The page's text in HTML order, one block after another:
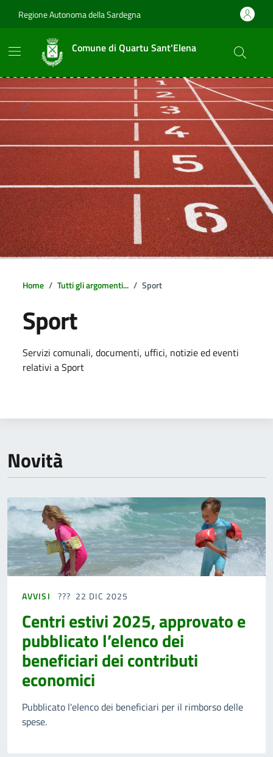
Regione Autonoma della Sardegna
Comune di Quartu Sant'Elena
Home Tutti gli argomenti... Sport
Sport
Dettagli della notizia
Servizi comunali, documenti, uffici, notizie ed eventi
relativi a Sport
Novità
AVVISI 22 DIC 2025
Centri estivi 2025, approvato e
pubblicato l’elenco dei
beneficiari dei contributi
economici
Pubblicato l'elenco dei beneficiari per il rimborso delle
spese.